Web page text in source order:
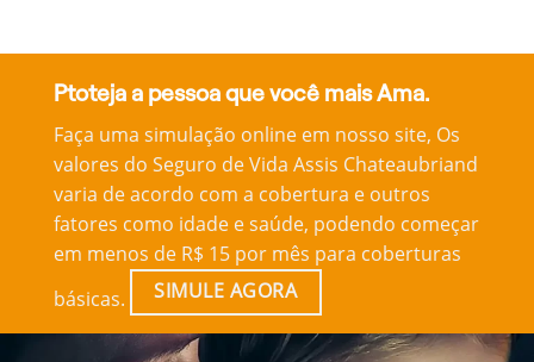
Ptoteja a pessoa que você mais Ama.
Faça uma simulação online em nosso site, Os
valores do Seguro de Vida Assis Chateaubriand
varia de acordo com a cobertura e outros
fatores como idade e saúde, podendo começar
em menos de R$ 15 por mês para coberturas
básicas.
SIMULE AGORA